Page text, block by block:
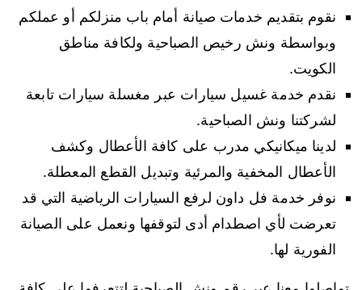
نقوم بتقديم خدمات صيانة أمام باب منزلكم أو عملكم
وبواسطة ونش رخيص الصباحية ولكافة مناطق
الكويت.
نقدم خدمة غسيل سيارات عبر مغسلة سيارات تابعة
لشركتنا ونش الصباحية.
لدينا ميكانيكي مدرب على كافة الأعطال وكشف
الأعطال المخفية والمرئية وتبديل القطع المعطلة.
نوفر خدمة فل داون لرفع السيارات الرياضية التي قد
تعرضت لأي اصطدام أدى لتوقفها ونعمل على الصيانة
الفورية لها.